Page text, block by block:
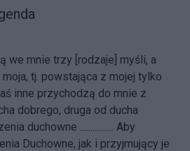
we mnie trzy [rodzaje] myśli, a
tj. powstająca z mojej tylko
inne przychodzą do mnie z
dobrego, druga od ducha
duchowne ................ Aby
Duchowne, jak i przyjmujący je